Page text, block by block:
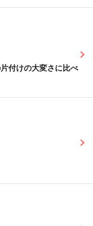
付けの大変さに比べ